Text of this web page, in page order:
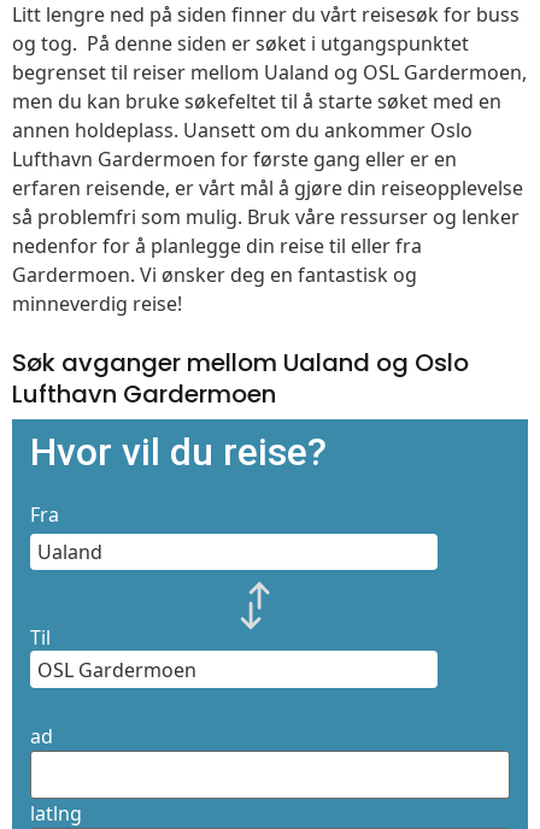
Litt lengre ned på siden finner du vårt reisesøk for buss
og tog. På denne siden er søket i utgangspunktet
begrenset til reiser mellom Ualand og OSL Gardermoen,
men du kan bruke søkefeltet til å starte søket med en
annen holdeplass. Uansett om du ankommer Oslo
Lufthavn Gardermoen for første gang eller er en
erfaren reisende, er vårt mål å gjøre din reiseopplevelse
så problemfri som mulig. Bruk våre ressurser og lenker
nedenfor for å planlegge din reise til eller fra
Gardermoen. Vi ønsker deg en fantastisk og
minneverdig reise!
Søk avganger mellom Ualand og Oslo
Lufthavn Gardermoen
Hvor vil du reise?
Fra
Til
ad
latlng